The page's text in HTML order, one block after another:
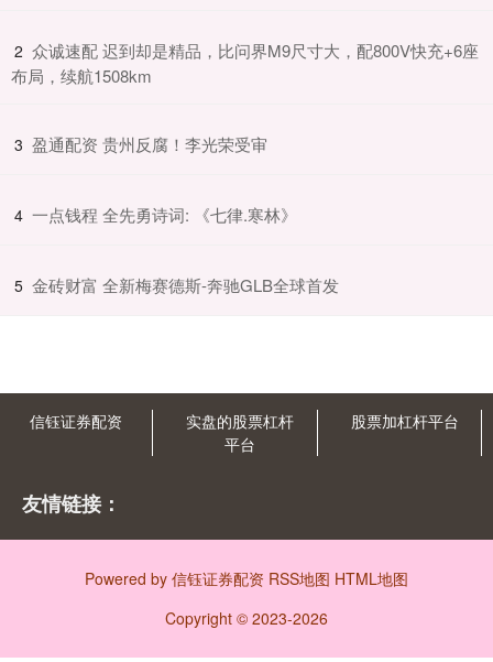
2 ​众诚速配 迟到却是精品，比问界M9尺寸大，配800V快充+6座
布局，续航1508km
3 ​盈通配资 贵州反腐！李光荣受审
4 ​一点钱程 全先勇诗词: 《七律.寒林》
5 ​金砖财富 全新梅赛德斯-奔驰GLB全球首发
信钰证券配资
实盘的股票杠杆
平台
股票加杠杆平台
友情链接：
Powered by 信钰证券配资 RSS地图 HTML地图
Copyright © 2023-2026